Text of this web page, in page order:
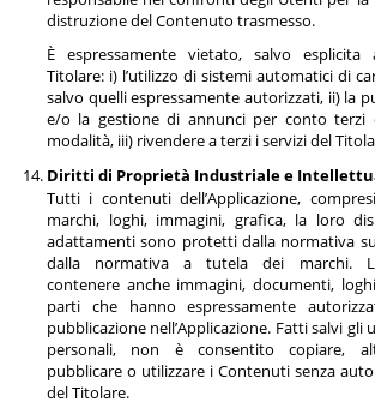
distruzione del Contenuto trasmesso.
È espressamente vietato, salvo esplicita
Titolare: i) l’utilizzo di sistemi automatici di
salvo quelli espressamente autorizzati, ii) la
e/o la gestione di annunci per conto terzi
modalità, iii) rivendere a terzi i servizi del
Diritti di Proprietà Industriale e
Tutti i contenuti dell’Applicazione,
marchi, loghi, immagini, grafica, la loro
adattamenti sono protetti dalla normativa
dalla normativa a tutela dei marchi.
contenere anche immagini, documenti,
parti che hanno espressamente
pubblicazione nell’Applicazione. Fatti salvi
personali, non è consentito copiare,
pubblicare o utilizzare i Contenuti senza
del Titolare.